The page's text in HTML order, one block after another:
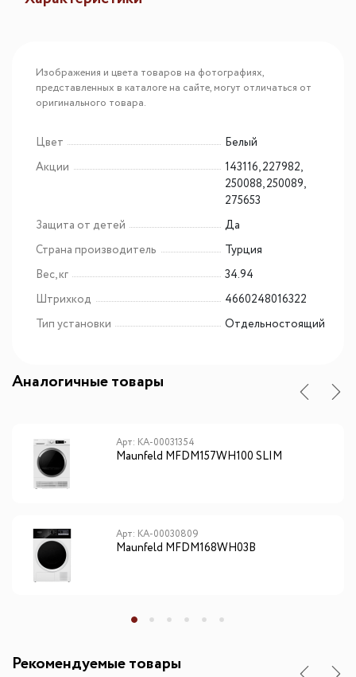
Изображения и цвета товаров на фотографиях,
представленных в каталоге на сайте, могут отличаться от
оригинального товара.
Цвет
Белый
Акции
143116, 227982,
250088, 250089,
275653
Защита от детей
Да
Страна производитель
Турция
Вес, кг
34.94
Штрихкод
4660248016322
Тип установки
Отдельностоящий
Аналогичные товары
Арт: КА-00031354
Maunfeld MFDM157WH100 SLIM
Арт: КА-00030809
Maunfeld MFDM168WH03B
Рекомендуемые товары